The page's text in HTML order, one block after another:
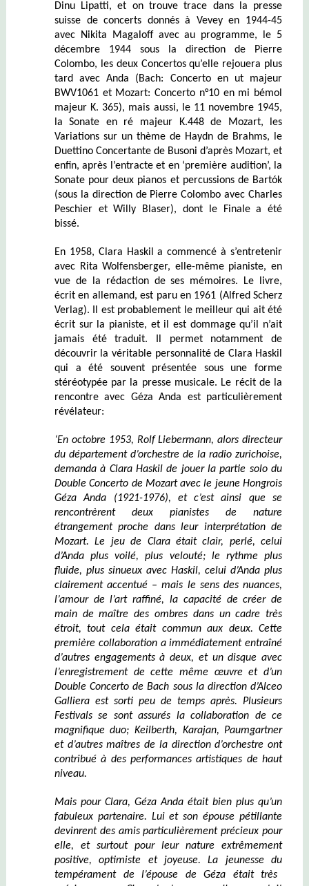
Dinu Lipatti, et on trouve trace dans la presse
suisse de concerts donnés à Vevey en 1944-45
avec Nikita Magaloff avec au programme, le 5
décembre 1944 sous la direction de Pierre
Colombo, les deux Concertos qu’elle rejouera plus
tard avec Anda (Bach: Concerto en ut majeur
BWV1061 et Mozart: Concerto n°10 en mi bémol
majeur K. 365), mais aussi, le 11 novembre 1945,
la Sonate en ré majeur K.448 de Mozart, les
Variations sur un thème de Haydn de Brahms, le
Duettino Concertante de Busoni d’après Mozart, et
enfin, après l’entracte et en ‘première audition’, la
Sonate pour deux pianos et percussions de Bartók
(sous la direction de Pierre Colombo avec Charles
Peschier et Willy Blaser), dont le Finale a été
bissé.
En 1958, Clara Haskil a commencé à s’entretenir
avec Rita Wolfensberger, elle-même pianiste, en
vue de la rédaction de ses mémoires. Le livre,
écrit en allemand, est paru en 1961 (Alfred Scherz
Verlag). Il est probablement le meilleur qui ait été
écrit sur la pianiste, et il est dommage qu’il n’ait
jamais été traduit. Il permet notamment de
découvrir la véritable personnalité de Clara Haskil
qui a été souvent présentée sous une forme
stéréotypée par la presse musicale. Le récit de la
rencontre avec Géza Anda est particulièrement
révélateur:
‘En octobre 1953, Rolf Liebermann, alors directeur
du département d’orchestre de la radio zurichoise,
demanda à Clara Haskilde jouer la partie solo du
DoubleConcerto de Mozart avec le jeune Hongrois
Géza Anda (1921-1976), et c’est ainsi que se
rencontrèrent deux pianistes de nature
étrangement proche dans leur interprétation de
Mozart. Le jeu de Clara était clair, perlé, celui
d’Anda plus voilé, plus velouté; lerythme plus
fluide, plus sinueux avec Haskil,celui d’Anda plus
clairementaccentué – mais le sens des nuances,
l’amour de l’art raffiné, la capacité de créer de
main de maître des ombres dans un cadre très
étroit, tout cela était commun aux deux. Cette
première collaboration a immédiatement entraîné
d’autres engagements à deux, et un disque avec
l’enregistrement de cette même œuvre etd’un
DoubleConcerto de Bach sous la direction d’Alceo
Galliera est sorti peu de temps après.Plusieurs
Festivalsse sont assurés la collaboration de ce
magnifique duo; Keilberth, Karajan, Paumgartner
et d’autres maîtres de la direction d’orchestre ont
contribué à des performances artistiques dehaut
niveau.
Mais pour Clara, Géza Anda était bien plus qu’un
fabuleux partenaire. Lui et son épouse pétillante
devinrent des amis particulièrement précieux pour
elle, et surtout pour leur nature extrêmement
positive, optimiste et joyeuse. La jeunesse du
tempérament de l’épouse de Géza était très